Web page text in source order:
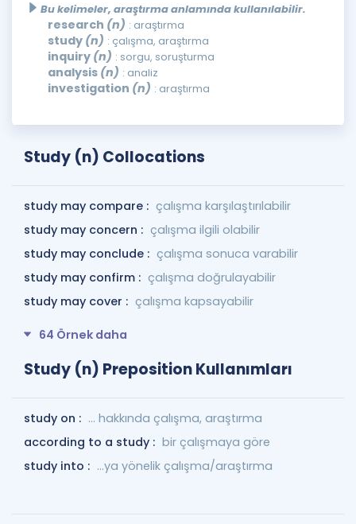
Bu kelimeler, araştırma anlamında kullanılabilir.
research (n) : araştırma
study (n) : çalışma, araştırma
inquiry (n) : sorgu, soruşturma
analysis (n) : analiz
investigation (n) : araştırma
Study (n) Collocations
study may compare : çalışma karşılaştırılabilir
study may concern : çalışma ilgili olabilir
study may conclude : çalışma sonuca varabilir
study may confirm : çalışma doğrulayabilir
study may cover : çalışma kapsayabilir
64 Örnek daha
Study (n) Preposition Kullanımları
study on : ... hakkında çalışma, araştırma
according to a study : bir çalışmaya göre
study into : ...ya yönelik çalışma/araştırma